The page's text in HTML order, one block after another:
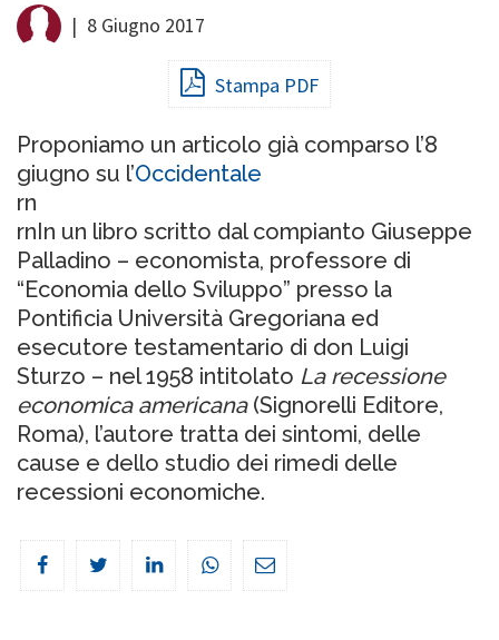
| 8 Giugno 2017
Stampa PDF
Proponiamo un articolo già comparso l’8
giugno su l’Occidentale
rn
rnIn un libro scritto dal compianto Giuseppe
Palladino – economista, professore di
“Economia dello Sviluppo” presso la
Pontificia Università Gregoriana ed
esecutore testamentario di don Luigi
Sturzo – nel 1958 intitolato La recessione
economica americana(Signorelli Editore,
Roma), l’autore tratta dei sintomi, delle
cause e dello studio dei rimedi delle
recessioni economiche.